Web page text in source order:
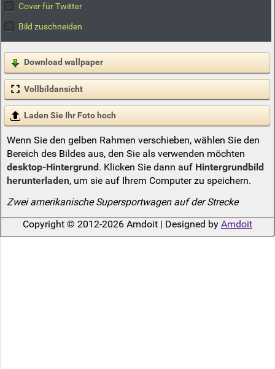
Cover für Twitter
Bild zuschneiden
Download wallpaper
Vollbildansicht
Laden Sie Ihr Foto hoch
Wenn Sie den gelben Rahmen verschieben, wählen Sie den
Bereich des Bildes aus, den Sie als verwenden möchten
desktop-Hintergrund . Klicken Sie dann auf Hintergrundbild
herunterladen, um sie auf Ihrem Computer zu speichern.
Zwei amerikanische Supersportwagen auf der Strecke
Copyright © 2012-2026 Amdoit | Designed by Amdoit